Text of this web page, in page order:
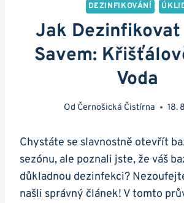
DEZINFIKOVÁNÍ
Jak Dezinfikovat
Savem:
Voda
Od Černošická Čistírna 18.
Chystáte se slavnostně otevřít
sezónu, ale poznali jste, že váš
důkladnou dezinfekci?
našli správný článek! V tomto